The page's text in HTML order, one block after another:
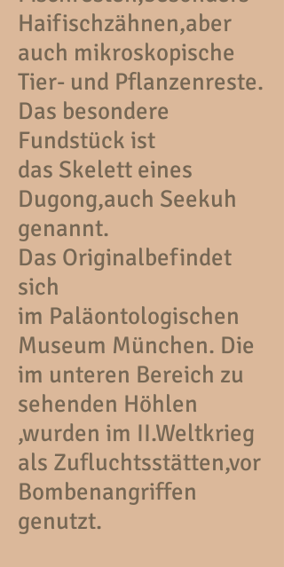
Haifischzähnen,aber
auch mikroskopische
Tier- und Pflanzenreste.
Das besondere
Fundstück ist
das Skelett eines
Dugong,auch Seekuh
genannt.
Das Originalbefindet
sich
im Paläontologischen
Museum München. Die
im unteren Bereich zu
sehenden Höhlen
,wurden im II.Weltkrieg
als Zufluchtsstätten,vor
Bombenangriffen
genutzt.